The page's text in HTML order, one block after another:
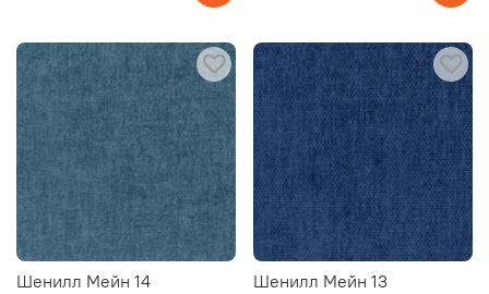
Шенилл Мейн 14
Шенилл Мейн 13